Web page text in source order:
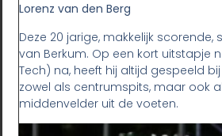
Lorenz van den Berg
Deze 20 jarige, makkelijk scorende,
van Berkum. Op een kort uitstapje
Tech) na, heeft hij altijd gespeeld
zowel als centrumspits, maar ook
middenvelder uit de voeten.